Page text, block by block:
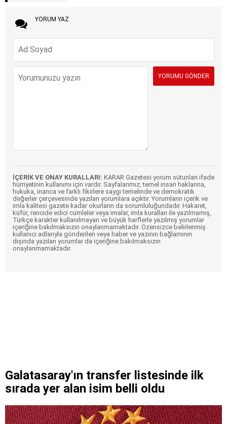
YORUM YAZ
İÇERİK VE ONAY KURALLARI: KARAR Gazetesi yorum sütunları ifade
hürriyetinin kullanımı için vardır. Sayfalarımız, temel insan haklarına,
hukuka, inanca ve farklı fikirlere saygı temelinde ve demokratik
değerler çerçevesinde yazılan yorumlara açıktır. Yorumların içerik ve
imla kalitesi gazete kadar okurların da sorumluluğundadır. Hakaret,
küfür, rencide edici cümleler veya imalar, imla kuralları ile yazılmamış,
Türkçe karakter kullanılmayan ve büyük harflerle yazılmış yorumlar
içeriğine bakılmaksızın onaylanmamaktadır. Özensizce belirlenmiş
kullanıcı adlarıyla gönderilen veya haber ve yazının bağlamının
dışında yazılan yorumlar da içeriğine bakılmaksızın
onaylanmamaktadır.
Galatasaray'ın transfer listesinde ilk
sırada yer alan isim belli oldu